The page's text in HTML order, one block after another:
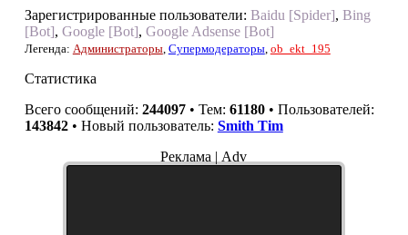
Зарегистрированные пользователи: Baidu [Spider], Bing
[Bot], Google [Bot], Google Adsense [Bot]
Легенда: Администраторы, Супермодераторы, ob_ekt_195
Статистика
Всего сообщений: 244097• Тем: 61180• Пользователей:
143842• Новый пользователь: Smith Tim
Реклама | Adv